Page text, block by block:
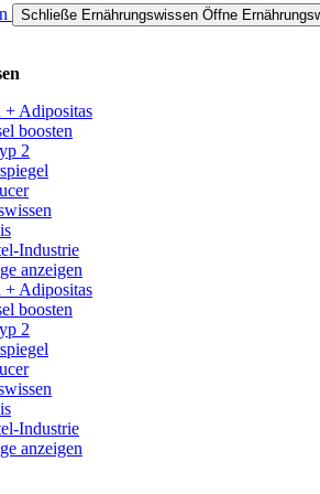
Schließe Ernährungswissen Öffne
+ Adipositas
boosten
2
Industrie
anzeigen
+ Adipositas
boosten
2
Industrie
anzeigen